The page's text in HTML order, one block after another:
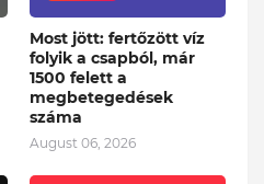
Most jött: fertőzött víz
folyik a csapból, már
1500 felett a
megbetegedések
száma
August 06, 2026